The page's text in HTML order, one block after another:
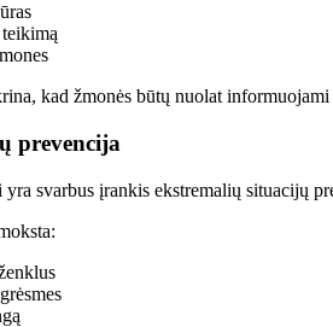
kad žmonės būtų nuolat
prevencija
svarbus įrankis ekstremalių situacijų